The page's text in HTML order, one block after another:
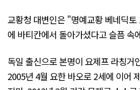
교황청 대변인은 "명예교황 베네딕
에 바티칸에서 돌아가셨다고 슬픔 속
독일 출신으로 본명이 요제프 라칭거
2005년 4월 요한 바오로 2세에 이어